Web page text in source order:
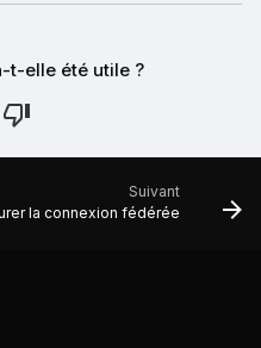
t-elle été utile ?
Suivant
la connexion fédérée